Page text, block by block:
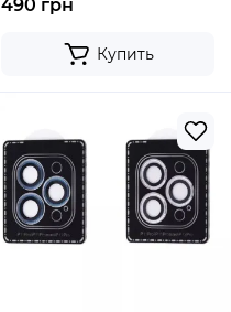
490 грн
Купить